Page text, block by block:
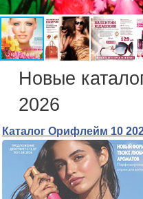
Новые
2026
Каталог Орифлейм 10